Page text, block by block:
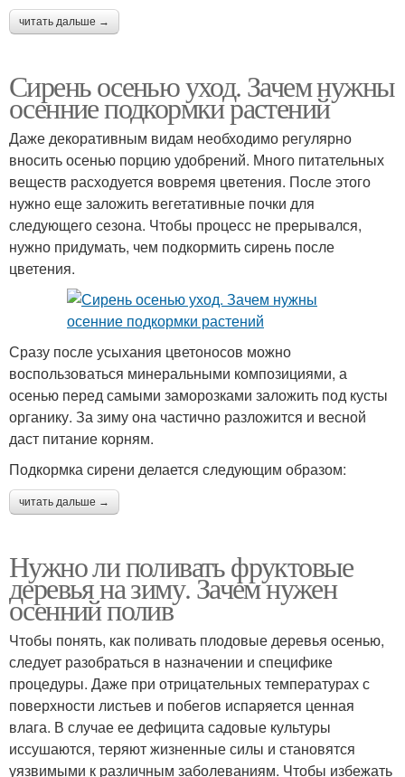
читать дальше →
Сирень осенью уход. Зачем нужны
осенние подкормки растений
Даже декоративным видам необходимо регулярно
вносить осенью порцию удобрений. Много питательных
веществ расходуется вовремя цветения. После этого
нужно еще заложить вегетативные почки для
следующего сезона. Чтобы процесс не прерывался,
нужно придумать, чем подкормить сирень после
цветения.
Сразу после усыхания цветоносов можно
воспользоваться минеральными композициями, а
осенью перед самыми заморозками заложить под кусты
органику. За зиму она частично разложится и весной
даст питание корням.
Подкормка сирени делается следующим образом:
читать дальше →
Нужно ли поливать фруктовые
деревья на зиму. Зачем нужен
осенний полив
Чтобы понять, как поливать плодовые деревья осенью,
следует разобраться в назначении и специфике
процедуры. Даже при отрицательных температурах с
поверхности листьев и побегов испаряется ценная
влага. В случае ее дефицита садовые культуры
иссушаются, теряют жизненные силы и становятся
уязвимыми к различным заболеваниям. Чтобы избежать